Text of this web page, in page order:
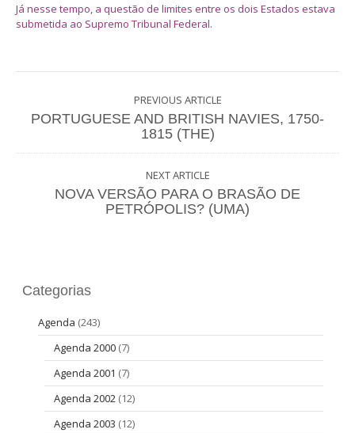
Já nesse tempo, a questão de limites entre os dois Estados estava
submetida ao Supremo Tribunal Federal.
PREVIOUS ARTICLE
PORTUGUESE AND BRITISH NAVIES, 1750-
1815 (THE)
NEXT ARTICLE
NOVA VERSÃO PARA O BRASÃO DE
PETRÓPOLIS? (UMA)
Categorias
Agenda (243)
Agenda 2000 (7)
Agenda 2001 (7)
Agenda 2002 (12)
Agenda 2003 (12)